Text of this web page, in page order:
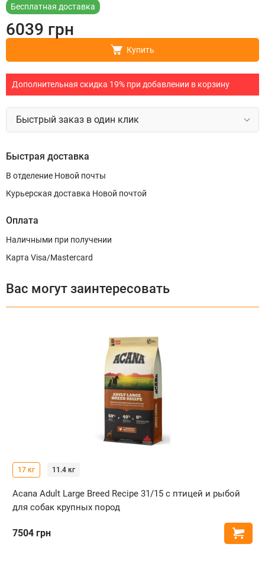
Бесплатная доставка
6039 грн
Купить
Дополнительная скидка 19% при добавлении в корзину
Быстрый заказ в один клик
Быстрая доставка
В отделение Новой почты
Курьерская доставка Новой почтой
Оплата
Наличными при получении
Карта Visa/Mastercard
Вас могут заинтересовать
17 кг 11.4 кг
Acana Adult Large Breed Recipe 31/15 с птицей и рыбой
для собак крупных пород
7504 грн